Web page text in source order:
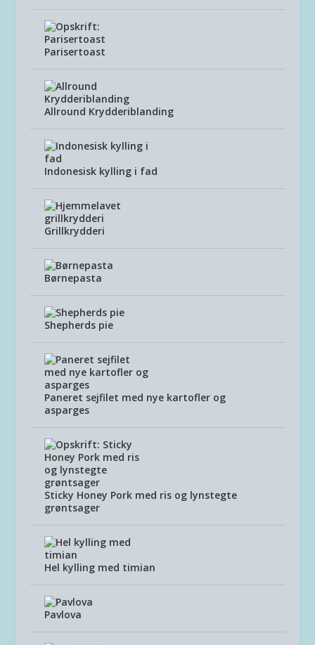
Parisertoast
Allround Krydderiblanding
Indonesisk kylling i fad
Grillkrydderi
Børnepasta
Shepherds pie
Paneret sejfilet med nye kartofler og
asparges
Sticky Honey Pork med ris og lynstegte
grøntsager
Hel kylling med timian
Pavlova